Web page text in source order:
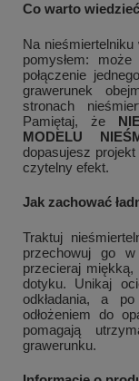
Co warto
Na
pomysłem:
połączenie
grawerunek
stronach
Pamiętaj, że
MODELU
dopasujesz
czytelny efekt.
Jak zachować
Traktuj
przechowuj go
przecieraj
dotyku. Unikaj
odkładania, a
odłożeniem do
pomagają
grawerunku.